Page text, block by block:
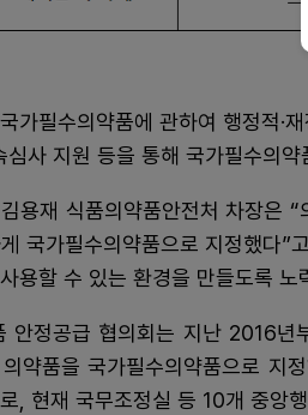
가필수의약품에 관하여 행정적·
심사 지원 등을 통해 국가필수의
용재 식품의약품안전처 차장은
국가필수의약품으로 지정했다
용할 수 있는 환경을 만들도록 노
안정공급 협의회는 지난 2016년
약품을 국가필수의약품으로 지
, 현재 국무조정실 등 10개 중앙